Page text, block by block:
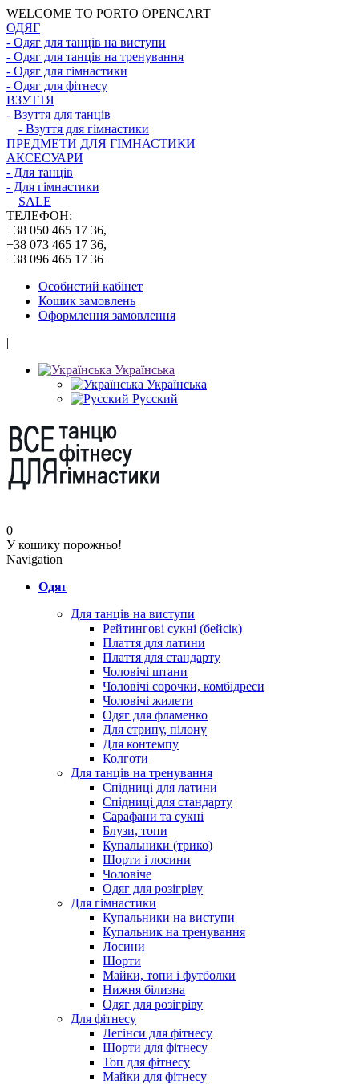
WELCOME TO PORTO OPENCART
ОДЯГ
- Одяг для танців на виступи
- Одяг для танців на тренування
- Одяг для гімнастики
- Одяг для фітнесу
ВЗУТТЯ
- Взуття для танців
- Взуття для гімнастики
ПРЕДМЕТИ ДЛЯ ГІМНАСТИКИ
АКСЕСУАРИ
- Для танців
- Для гімнастики
SALE
ТЕЛЕФОН:
+38 050 465 17 36,
+38 073 465 17 36,
+38 096 465 17 36
Особистий кабінет
Кошик замовлень
Оформлення замовлення
|
Українська
Українська
Русский
0
У кошику порожньо!
Navigation
Одяг
Для танців на виступи
Рейтингові сукні (бейсік)
Плаття для латини
Плаття для стандарту
Чоловічі штани
Чоловічі сорочки, комбідреси
Чоловічі жилети
Одяг для фламенко
Для стрипу, пілону
Для контемпу
Колготи
Для танців на тренування
Спідниці для латини
Спідниці для стандарту
Сарафани та сукні
Блузи, топи
Купальники (трико)
Шорти і лосини
Чоловіче
Одяг для розігріву
Для гімнастики
Купальники на виступи
Купальник на тренування
Лосини
Шорти
Майки, топи і футболки
Нижня білизна
Одяг для розігріву
Для фітнесу
Легінси для фітнесу
Шорти для фітнесу
Топ для фітнесу
Майки для фітнесу